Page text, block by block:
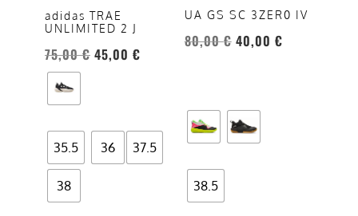
adidas TRAE
UNLIMITED 2 J
75,00€ 45,00 €
35.5 36 37.5
38
opzioni
possono
essere
scelte
nella
del
prodotto
UA GS SC 3ZER0 IV
80,00€ 40,00 €
38.5
opzioni
essere
pagina
del